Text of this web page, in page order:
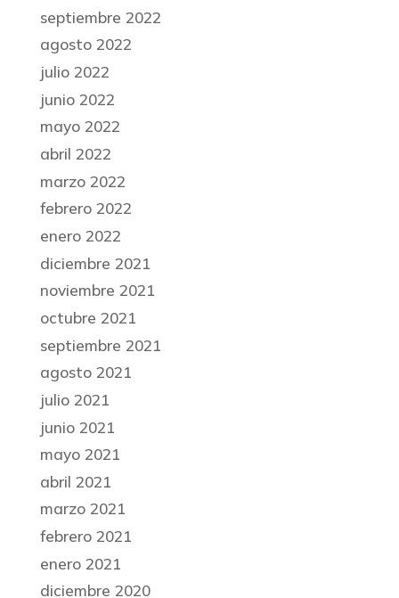
septiembre 2022
agosto 2022
julio 2022
junio 2022
mayo 2022
abril 2022
marzo 2022
febrero 2022
enero 2022
diciembre 2021
noviembre 2021
octubre 2021
septiembre 2021
agosto 2021
julio 2021
junio 2021
mayo 2021
abril 2021
marzo 2021
febrero 2021
enero 2021
diciembre 2020